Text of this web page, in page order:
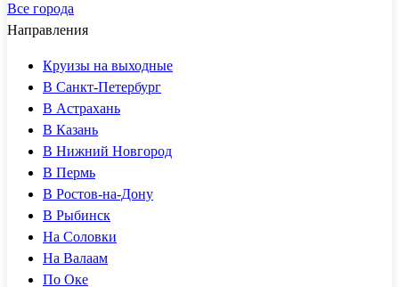
Все города
Направления
Круизы на выходные
В Санкт-Петербург
В Астрахань
В Казань
В Нижний Новгород
В Пермь
В Ростов-на-Дону
В Рыбинск
На Соловки
На Валаам
По Оке